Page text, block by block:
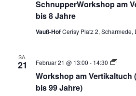
SchnupperWorkshop am
bis 8 Jahre
–
16
Jahre
Vauß-HofCerisy Platz 2, Scharmede,
SA.
21
Workshop am Vertikaltuch
bis 99 Jahre)
Februar 21 @ 13:00 - 14:30
–